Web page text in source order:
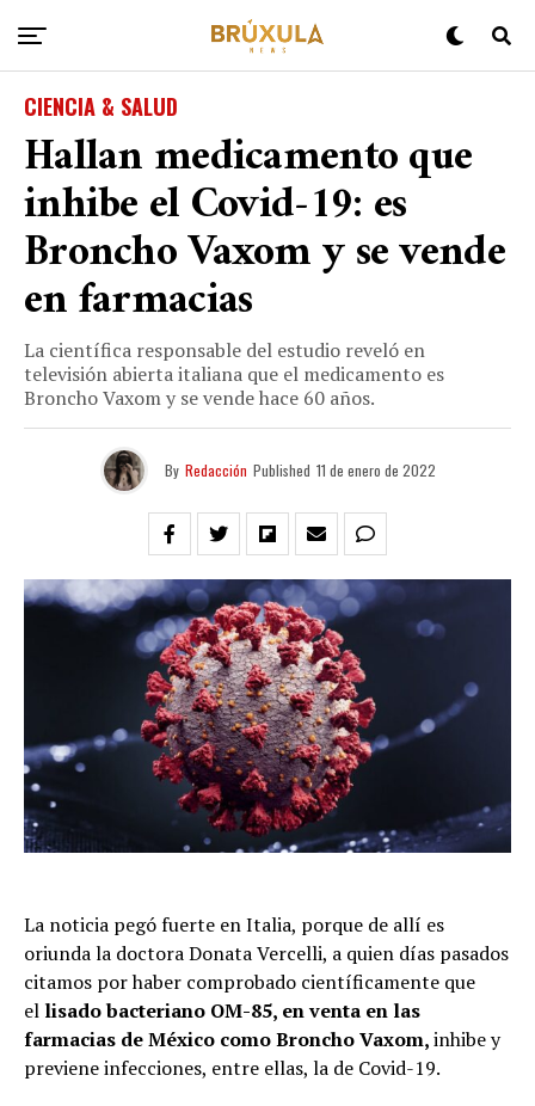
CIENCIA & SALUD
Hallan medicamento que
inhibe el Covid-19: es
Broncho Vaxom y se vende
en farmacias
La científica responsable del estudio reveló en
televisión abierta italiana que el medicamento es
Broncho Vaxom y se vende hace 60 años.
By Redacción Published 11 de enero de 2022
La noticia pegó fuerte en Italia, porque de allí es
oriunda la doctora Donata Vercelli, a quien días pasados
citamos por haber comprobado científicamente que
el lisado bacteriano OM-85, en venta en las
farmacias de México como Broncho Vaxom,inhibe y
previene infecciones, entre ellas, la de Covid-19.